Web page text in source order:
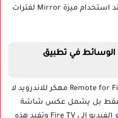
عكس الشاشة والبث خاصة عند استخدام ميزة Mirror لفترات
في تطبيق
تنوع الخدمات في تطبيق Remote for Fire TV مهكر للاندرويد لا
فقط بل يشمل عكس شاشة